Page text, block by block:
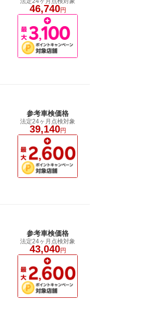
46,740円
参考車検価格
法定24ヶ月点検対象
39,140円
参考車検価格
法定24ヶ月点検対象
43,040円